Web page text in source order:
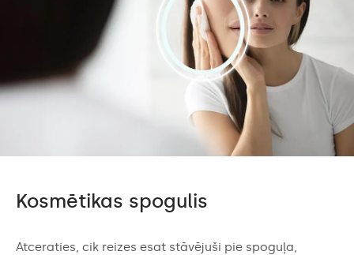
Kosmētikas spogulis
Atceraties, cik reizes esat stāvējuši pie spoguļa,